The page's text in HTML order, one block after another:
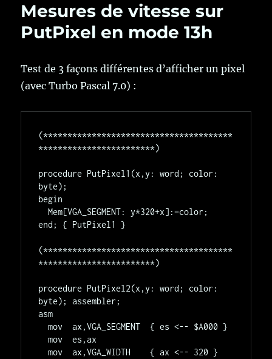
avec
Mesures de vitesse sur
PutPixel en mode 13h
Test de 3 façons différentes d’afficher un pixel
(avec Turbo Pascal 7.0) :
(***************************************
************************)
procedure PutPixel1(x,y: word; color:
byte);
begin
  Mem[VGA_SEGMENT: y*320+x]:=color;
end; { PutPixel1 }
(***************************************
************************)
procedure PutPixel2(x,y: word; color:
byte); assembler;
asm
  mov  ax,VGA_SEGMENT  { es <-- $A000 }
  mov  es,ax
  mov  ax,VGA_WIDTH    { ax <-- 320 }